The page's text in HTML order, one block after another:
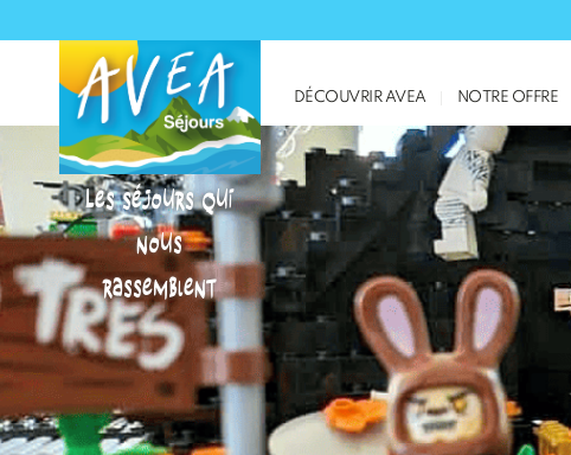
Les séjours qui
nous
rassemblent
DÉCOUVRIR AVEA NOTRE OFFRE